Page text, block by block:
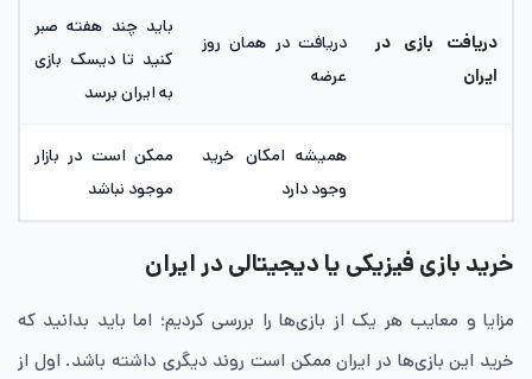
دریافت بازی در
ایران
دریافت در همان روز
عرضه
باید چند هفته صبر
کنید تا دیسک بازی
به ایران برسد
همیشه امکان خرید
وجود دارد
ممکن است در بازار
موجود نباشد
خرید بازی فیزیکی یا دیجیتالی در ایران
مزایا و معایب هر یک از بازی‌ها را بررسی کردیم؛ اما باید بدانید که
خرید این بازی‌ها در ایران ممکن است روند دیگری داشته باشد. اول از